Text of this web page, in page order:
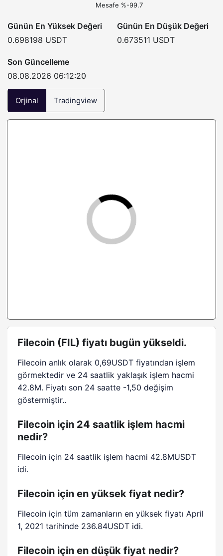
Mesafe %-99.7
Günün En Yüksek Değeri
0.698198 USDT
Günün En Düşük Değeri
0.673511 USDT
Son Güncelleme
08.08.2026 06:12:20
Orjinal Tradingview
Filecoin (FIL) fiyatı bugün yükseldi.
Filecoin anlık olarak 0,69USDT fiyatından işlem
görmektedir ve 24 saatlik yaklaşık işlem hacmi
42.8M. Fiyatı son 24 saatte -1,50 değişim
göstermiştir..
Filecoin için 24 saatlik işlem hacmi
nedir?
Filecoin için 24 saatlik işlem hacmi 42.8MUSDT
idi.
Filecoin için en yüksek fiyat nedir?
Filecoin için tüm zamanların en yüksek fiyatı April
1, 2021 tarihinde 236.84USDT idi.
Filecoin için en düşük fiyat nedir?